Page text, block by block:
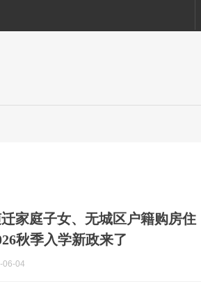
家庭子女、无城区户籍购房住
秋季入学新政来了
06-04